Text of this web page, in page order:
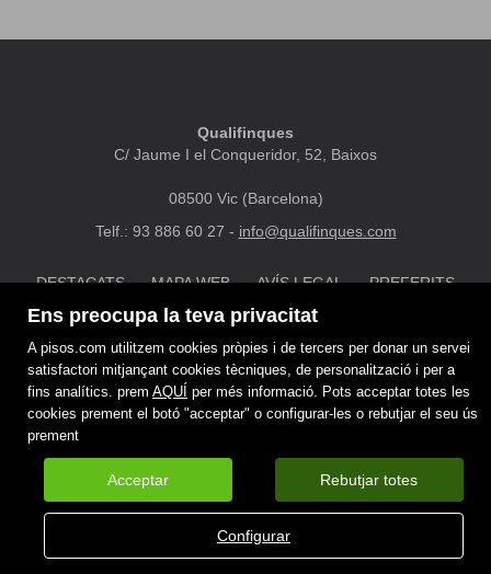
Ens preocupa la teva privacitat
A pisos.com utilitzem cookies pròpies i de tercers per donar un servei
satisfactori mitjançant cookies tècniques, de personalització i per a
fins analítics. prem AQUÍ per més informació. Pots acceptar totes les
cookies prement el botó "acceptar" o configurar-les o rebutjar el seu ús
prement
Acceptar Rebutjar totes
Configurar
Qualifinques
C/ Jaume I el Conqueridor, 52, Baixos
08500 Vic (Barcelona)
Telf.: 93 886 60 27 - info@qualifinques.com
DESTACATS MAPA WEB AVÍS LEGAL
PREFERITS
POLÍTICA DE COOKIES